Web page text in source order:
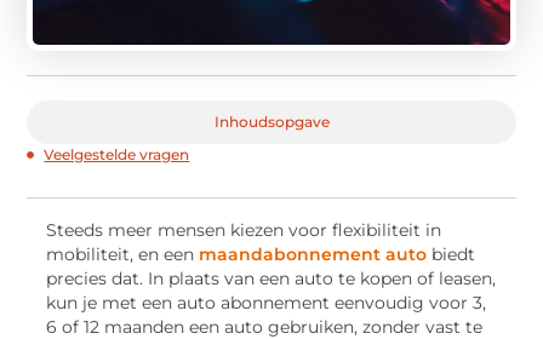
Inhoudsopgave
Veelgestelde vragen
Steeds meer mensen kiezen voor flexibiliteit in
mobiliteit, en een maandabonnement auto biedt
precies dat. In plaats van een auto te kopen of leasen,
kun je met een auto abonnement eenvoudig voor 3,
6 of 12 maanden een auto gebruiken, zonder vast te